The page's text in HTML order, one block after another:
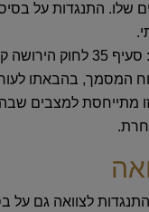
שלו. התנגדות על
סעיף 35 לחוק
המסמך, בהבאתו
מתייחסת למצבים
לצוואה גם